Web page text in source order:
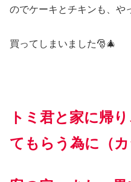
のでケーキとチキンも、や
買ってしまいました🎅🎄
トミ君と家に帰
てもらう為に（カ